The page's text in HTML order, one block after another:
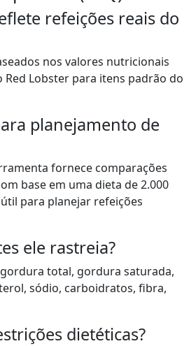
refeições reais do
nos valores nutricionais
Lobster para itens padrão do
planejamento de
fornece comparações
base em uma dieta de 2.000
para planejar refeições
ele rastreia?
total, gordura saturada,
sódio, carboidratos, fibra,
dietéticas?